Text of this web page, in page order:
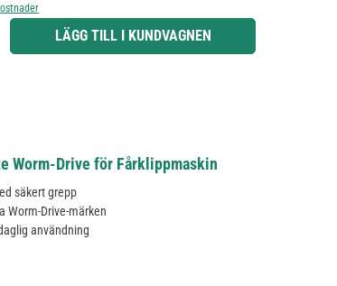
belopp eller använd knapparna för att öka eller minska kvantiteten.
LÄGG TILL I KUNDVAGNEN
Worm-Drive för Fårklippmaskin
säkert grepp
Worm-Drive-märken
användning